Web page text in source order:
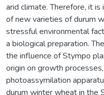
arid climate. Therefore, it
of new varieties of durum
stressful environmental
a biological preparation.
the influence of Stympo
origin on growth
photoassymilation
durum winter wheat in the